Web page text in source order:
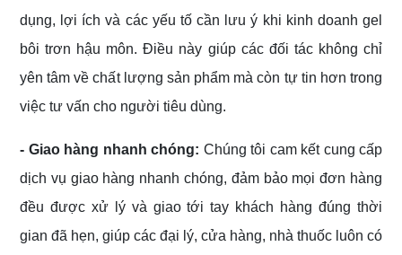
dụng, lợi ích và các yếu tố cần lưu ý khi kinh doanh gel
bôi trơn hậu môn. Điều này giúp các đối tác không chỉ
yên tâm về chất lượng sản phẩm mà còn tự tin hơn trong
việc tư vấn cho người tiêu dùng.
- Giao hàng nhanh chóng: Chúng tôi cam kết cung cấp
dịch vụ giao hàng nhanh chóng, đảm bảo mọi đơn hàng
đều được xử lý và giao tới tay khách hàng đúng thời
gian đã hẹn, giúp các đại lý, cửa hàng, nhà thuốc luôn có